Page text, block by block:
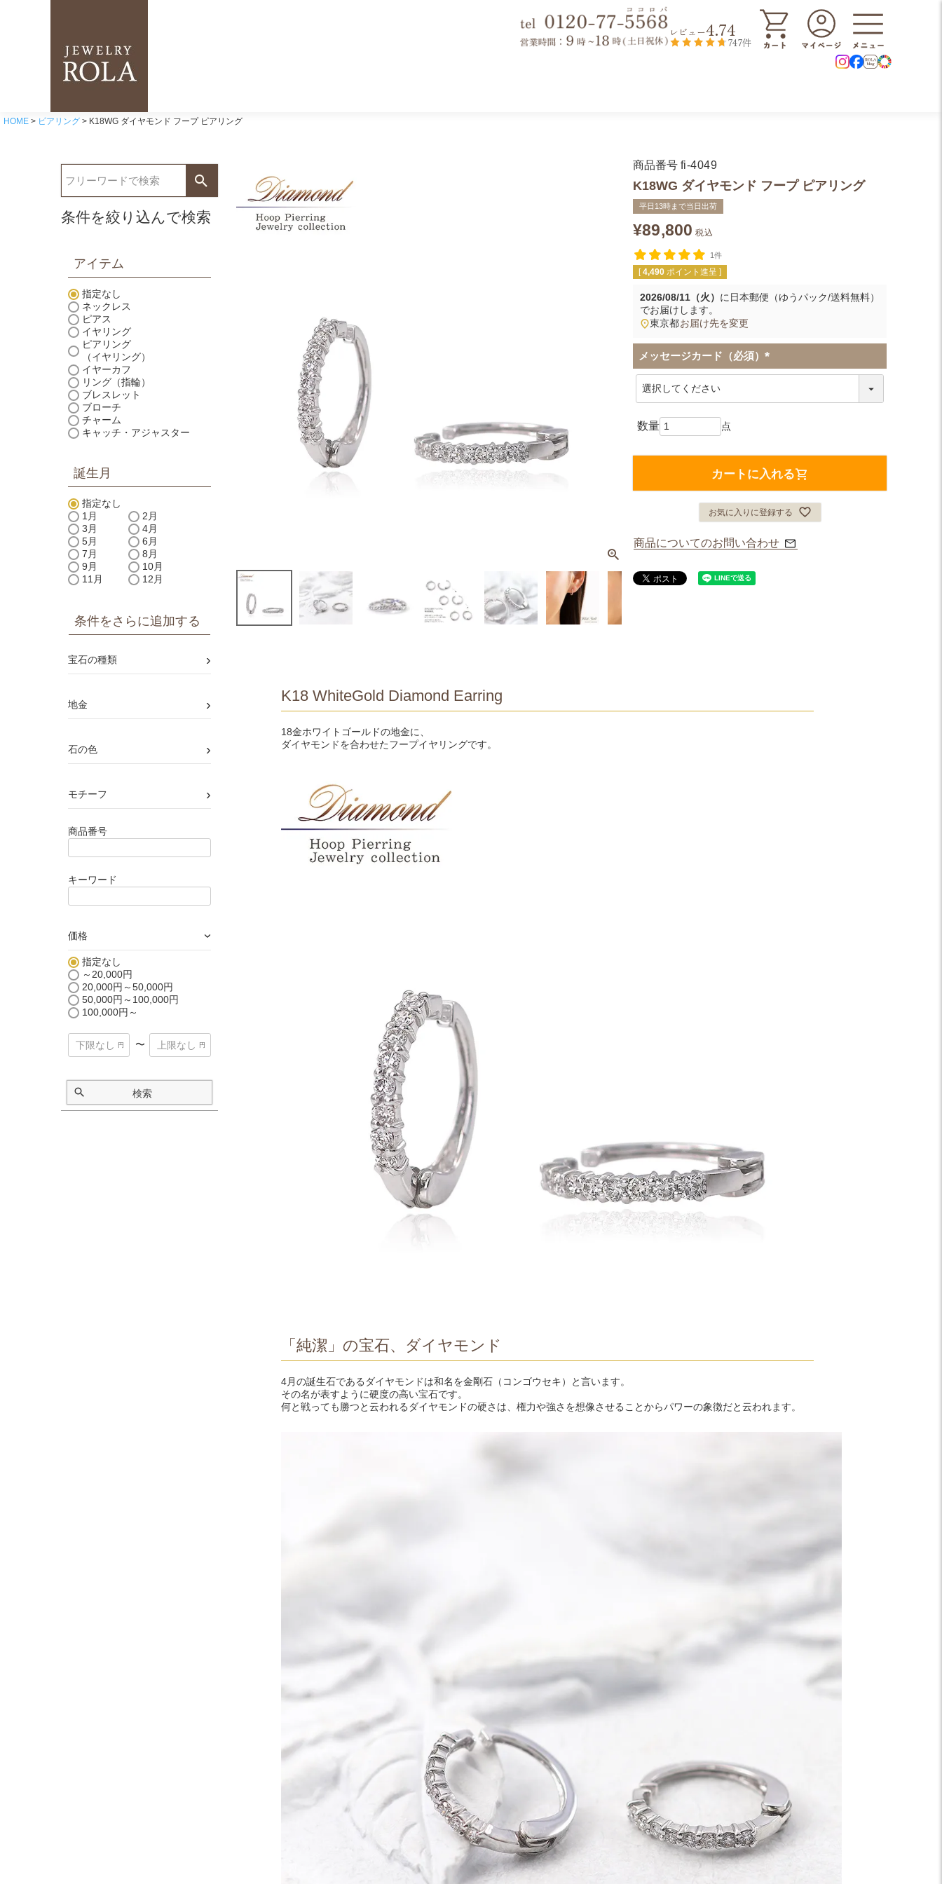
レビュー4.74
747件
HOME ピアリング K18WG ダイヤモンド フープ ピアリング
条件を絞り込んで検索
アイテム
指定なし
ネックレス
ピアス
イヤリング
ピアリング
（イヤリング）
イヤーカフ
リング（指輪）
ブレスレット
ブローチ
チャーム
キャッチ・アジャスター
誕生月
指定なし
1月
2月
3月
4月
5月
6月
7月
8月
9月
10月
11月
12月
条件をさらに追加する
宝石の種類 ›
地金 ›
石の色 ›
モチーフ ›
商品番号
キーワード
価格 ›
指定なし
～20,000円
20,000円～50,000円
50,000円～100,000円
100,000円～
〜
検索
商品番号 fi-4049
K18WG ダイヤモンド フープ ピアリング
平日13時まで当日出荷
¥89,800 税込
1件
[ 4,490 ポイント進呈 ]
2026/08/11（火） に 日本郵便（ゆうパック/送料無料）
でお届けします。
東京都お届け先を変更
メッセージカード（必須）
(
カートに入れる
お気に入りに登録する
商品についてのお問い合わせ
K18 WhiteGold Diamond Earring
18金ホワイトゴールドの地金に、
ダイヤモンドを合わせたフープイヤリングです。
「純潔」の宝石、ダイヤモンド
4月の誕生石であるダイヤモンドは和名を金剛石（コンゴウセキ）と言います。
その名が表すように硬度の高い宝石です。
何と戦っても勝つと云われるダイヤモンドの硬さは、権力や強さを想像させることからパワーの象徴だと云われます。